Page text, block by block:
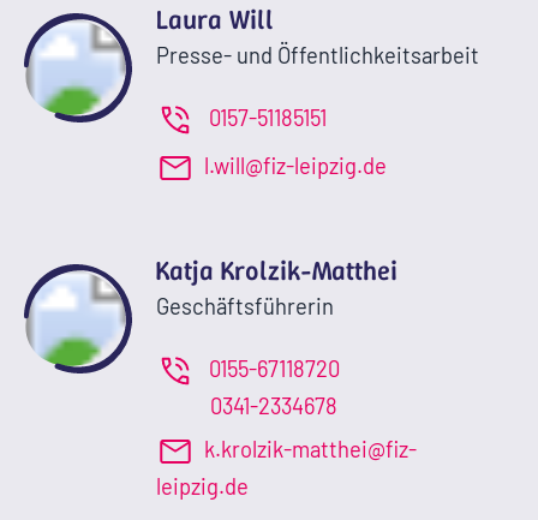
Laura Will
Presse- und Öffentlichkeitsarbeit
0157-51185151
l.will@fiz-leipzig.de
Katja Krolzik-Matthei
Geschäftsführerin
0155-67118720
0341-2334678
k.krolzik-matthei@fiz-
leipzig.de